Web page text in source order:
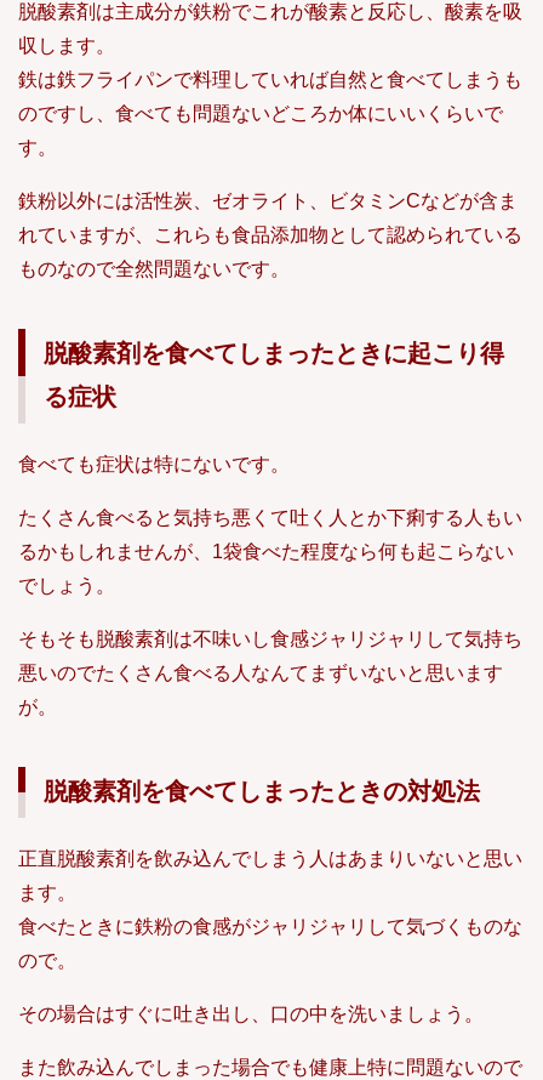
脱酸素剤は主成分が鉄粉でこれが酸素と反応し、酸素を吸
収します。
鉄は鉄フライパンで料理していれば自然と食べてしまうも
のですし、食べても問題ないどころか体にいいくらいで
す。
鉄粉以外には活性炭、ゼオライト、ビタミンCなどが含ま
れていますが、これらも食品添加物として認められている
ものなので全然問題ないです。
脱酸素剤を食べてしまったときに起こり得
る症状
食べても症状は特にないです。
たくさん食べると気持ち悪くて吐く人とか下痢する人もい
るかもしれませんが、1袋食べた程度なら何も起こらない
でしょう。
そもそも脱酸素剤は不味いし食感ジャリジャリして気持ち
悪いのでたくさん食べる人なんてまずいないと思います
が。
脱酸素剤を食べてしまったときの対処法
正直脱酸素剤を飲み込んでしまう人はあまりいないと思い
ます。
食べたときに鉄粉の食感がジャリジャリして気づくものな
ので。
その場合はすぐに吐き出し、口の中を洗いましょう。
また飲み込んでしまった場合でも健康上特に問題ないので